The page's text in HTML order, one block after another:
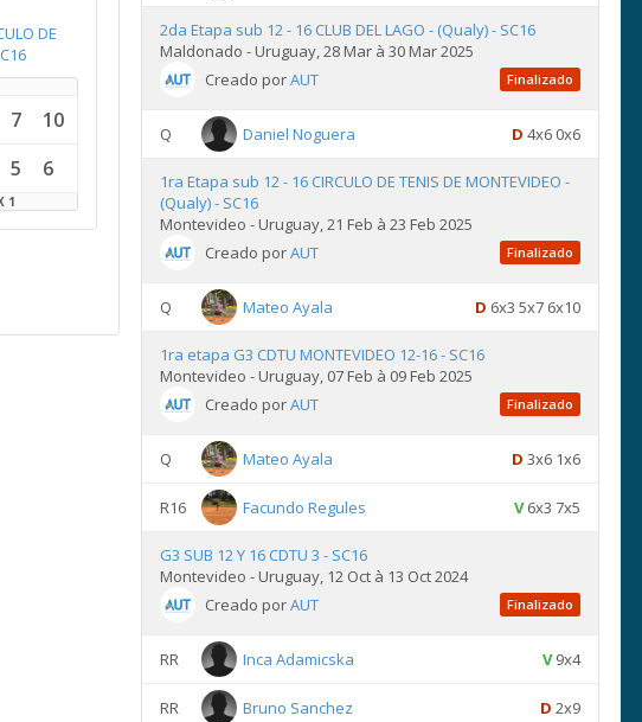
DE
7 10
5 6
1
2da Etapa sub 12 - 16 CLUB DEL LAGO - (Qualy) - SC16
Maldonado - Uruguay, 28 Mar à 30 Mar 2025
Creado porAUT Finalizado
Q Daniel Noguera D 4x6 0x6
1ra Etapa sub 12 - 16 CIRCULO DE TENIS DE MONTEVIDEO -
(Qualy) - SC16
Montevideo - Uruguay, 21 Feb à 23 Feb 2025
Creado porAUT Finalizado
Q Mateo Ayala D 6x3 5x7 6x10
1ra etapa G3 CDTU MONTEVIDEO 12-16 - SC16
Montevideo - Uruguay, 07 Feb à 09 Feb 2025
Creado porAUT Finalizado
Q Mateo Ayala D 3x6 1x6
R16 Facundo Regules V6x3 7x5
G3 SUB 12 Y 16 CDTU 3 - SC16
Montevideo - Uruguay, 12 Oct à 13 Oct 2024
Creado porAUT Finalizado
RR Inca Adamicska V9x4
RR Bruno Sanchez D 2x9